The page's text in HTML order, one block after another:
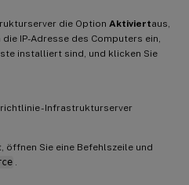
die Option Aktiviertaus,
IP-Adresse des Computers ein,
installiert sind, und klicken Sie
öffnen Sie eine Befehlszeile und